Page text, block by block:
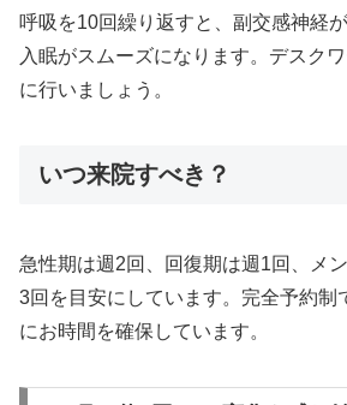
呼吸を10回繰り返すと、副交感神経
入眠がスムーズになります。デスク
に行いましょう。
いつ来院すべき？
急性期は週2回、回復期は週1回、メ
3回を目安にしています。完全予約制
にお時間を確保しています。